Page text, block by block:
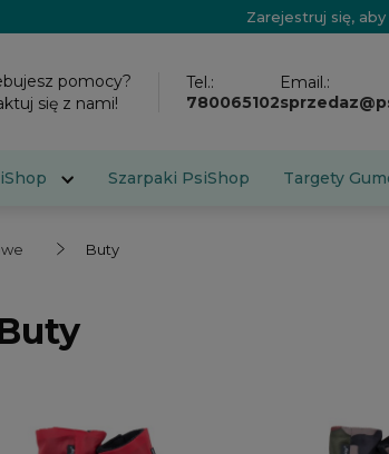
Zarejestruj się,
pomocy?
się z nami!
Tel.:
780065102
Email.:
Szarpaki PsiShop Targety
Buty